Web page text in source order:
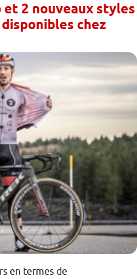
2 nouveaux styles
chez
en termes de